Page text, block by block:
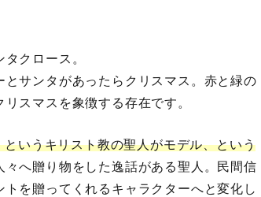
クロース。
サンタがあったらクリスマス。赤と緑の
スマスを象徴する存在です。
というキリスト教の聖人がモデル、という
々へ贈り物をした逸話がある聖人。民間信
を贈ってくれるキャラクターへと変化し